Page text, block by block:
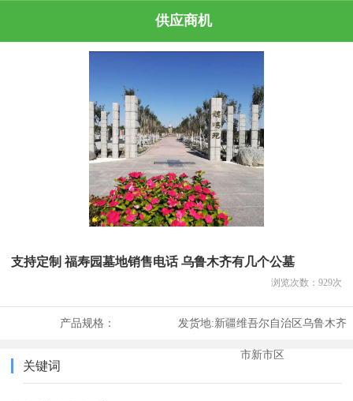
供应商机
支持定制 福寿园墓地销售电话 乌鲁木齐有几个公墓
浏览次数： 929次
产品规格： 发货地:新疆维吾尔自治区乌鲁木齐
市新市区
关键词